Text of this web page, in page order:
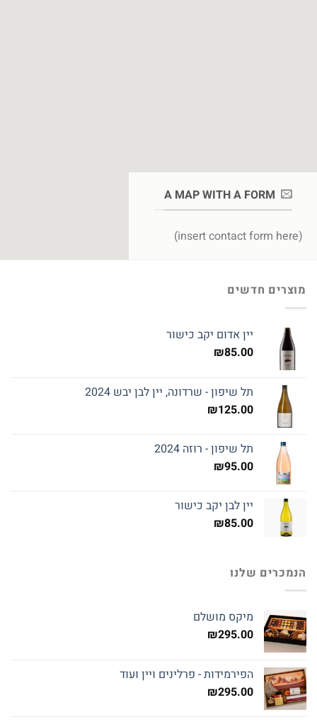
A MAP WITH A FORM
(insert contact form here)
מוצרים חדשים
יין אדום יקב כישור
₪85.00
תל שיפון - שרדונה, יין לבן יבש 2024
₪125.00
תל שיפון - רוזה 2024
₪95.00
יין לבן יקב כישור
₪85.00
הנמכרים שלנו
מיקס מושלם
₪295.00
הפירמידות - פרלינים ויין ועוד
₪295.00